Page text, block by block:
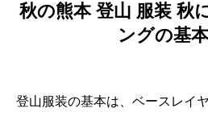
秋の熊本 登山 服装 秋
ングの基
登山服装の基本は、ベースレイ